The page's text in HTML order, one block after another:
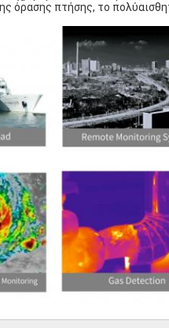
όρασης πτήσης, το